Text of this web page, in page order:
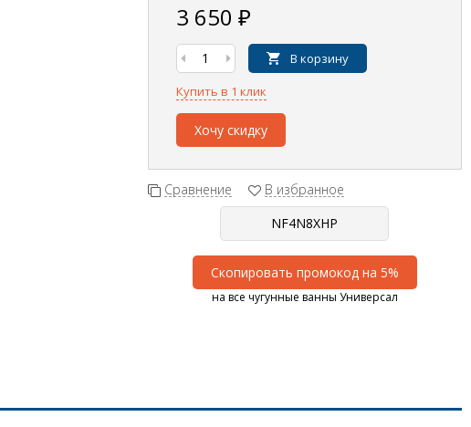
3 650 ₽
В корзину
Купить в 1 клик
Хочу скидку
Сравнение В избранное
Скопировать промокод на 5%
на все чугунные ванны Универсал